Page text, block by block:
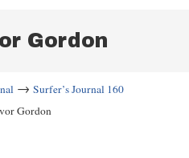
Gordon
→ Surfer’s Journal 160
Gordon